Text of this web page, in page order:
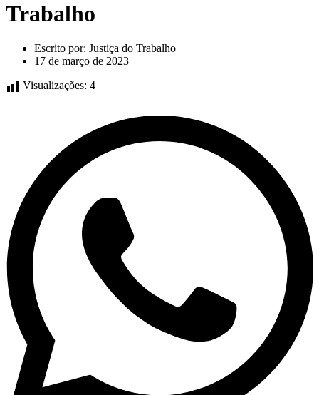
Trabalho
Escrito por: Justiça do Trabalho
17 de março de 2023
Visualizações: 4